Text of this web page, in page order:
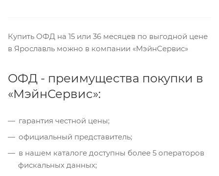
Купить ОФД на 15 или 36 месяцев по выгодной цене
в Ярославль можно в компании «МэйнСервис»
ОФД - преимущества покупки в
«МэйнСервис»:
гарантия честной цены;
официальный представитель;
в нашем каталоге доступны более 5 операторов
фискальных данных;